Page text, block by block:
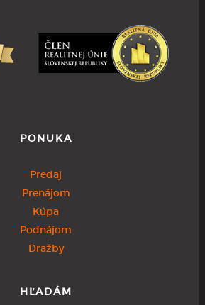
PONUKA
Predaj
Prenájom
Kúpa
Podnájom
Dražby
HĽADÁM